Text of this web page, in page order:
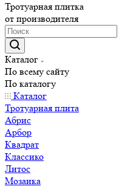
Тротуарная плитка
от производителя
Каталог
По всему сайту
По каталогу
Каталог
Тротуарная плита
Абрис
Арбор
Квадрат
Классико
Литос
Мозаика